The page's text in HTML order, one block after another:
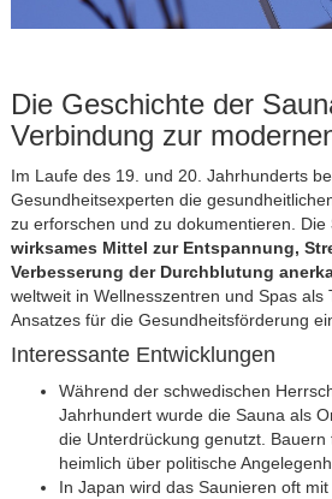
Die Geschichte der
Verbindung zur
Im Laufe des 19. und 20. Jahrhunderts
Gesundheitsexperten die
zu erforschen und zu dokumentieren. Die
wirksames Mittel zur Entspannung,
Verbesserung der Durchblutung
weltweit in Wellnesszentren und Spas als
Ansatzes für die Gesundheitsförderung
Interessante Entwicklungen
Während der schwedischen
Jahrhundert wurde die Sauna als
die Unterdrückung genutzt.
heimlich über politische
In Japan wird das Saunieren oft